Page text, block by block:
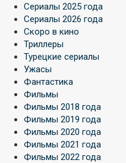
Сериалы 2025 года
Сериалы 2026 года
Скоро в кино
Триллеры
Турецкие сериалы
Ужасы
Фантастика
Фильмы
Фильмы 2018 года
Фильмы 2019 года
Фильмы 2020 года
Фильмы 2021 года
Фильмы 2022 года